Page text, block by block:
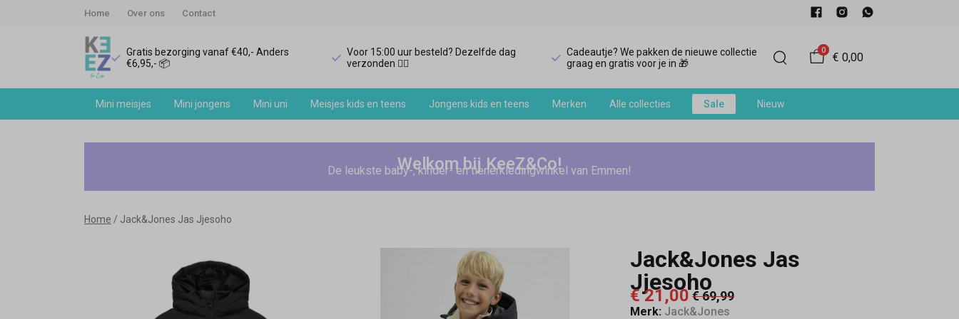
Home Over ons Contact
Gratis bezorging vanaf €40,- Anders
€6,95,- 📦
Voor 15:00 uur besteld? Dezelfde dag
verzonden 🏃‍♀️
Cadeautje? We pakken de nieuwe collectie
graag en gratis voor je in 🎁
0
€ 0,00
Mini meisjes Mini jongens Mini uni Meisjes kids en teens Jongens kids en teens Merken Alle collecties Sale Nieuw
Jack&Jones
Jjesoho
Welkom bij KeeZ&Co!
De leukste baby-, kinder- en tienerkledingwinkel van Emmen!
Home Jack&Jones Jas Jjesoho
Jack&Jones Jas
Jjesoho
€ 21,00€ 69,99
Merk: Jack&Jones